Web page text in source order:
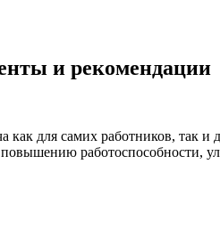
и рекомендации
для самих работников, так и
работоспособности,